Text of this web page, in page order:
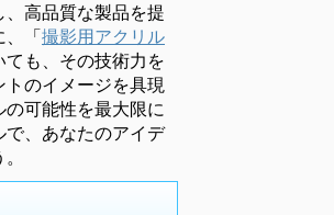
高品質な製品を提
、「撮影用アクリル
ても、その技術力を
のイメージを具現
可能性を最大限に
、あなたのアイデ